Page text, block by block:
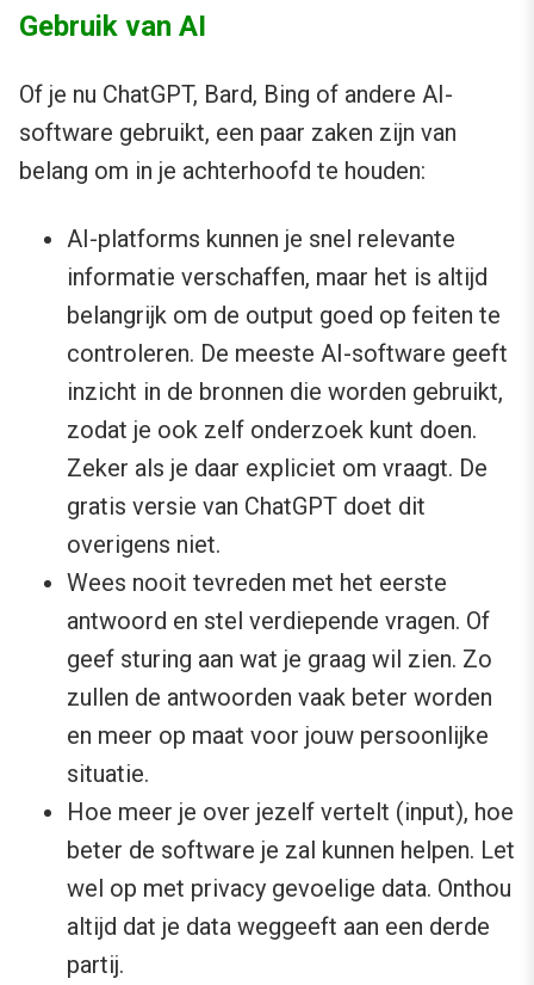
Gebruik van AI
Of je nu ChatGPT, Bard, Bing of andere AI-
software gebruikt, een paar zaken zijn van
belang om in je achterhoofd te houden:
AI-platforms kunnen je snel relevante
informatie verschaffen, maar het is altijd
belangrijk om de output goed op feiten te
controleren. De meeste AI-software geeft
inzicht in de bronnen die worden gebruikt,
zodat je ook zelf onderzoek kunt doen.
Zeker als je daar expliciet om vraagt. De
gratis versie van ChatGPT doet dit
overigens niet.
Wees nooit tevreden met het eerste
antwoord en stel verdiepende vragen. Of
geef sturing aan wat je graag wil zien. Zo
zullen de antwoorden vaak beter worden
en meer op maat voor jouw persoonlijke
situatie.
Hoe meer je over jezelf vertelt (input), hoe
beter de software je zal kunnen helpen. Let
wel op met privacy gevoelige data. Onthou
altijd dat je data weggeeft aan een derde
partij.